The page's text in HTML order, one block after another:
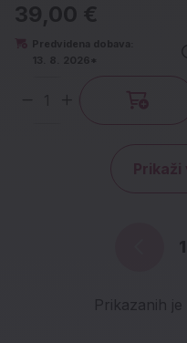
39,00 €
Predvidena dobava:
13. 8. 2026*
Prikazanih je
1